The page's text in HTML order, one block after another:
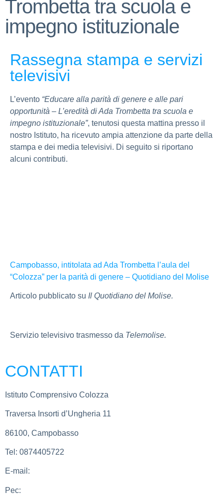
Trombetta tra scuola e
impegno istituzionale
Rassegna stampa e servizi
televisivi
L’evento “Educare alla parità di genere e alle pari
opportunità – L’eredità diAda Trombetta tra scuola e
impegno istituzionale”, tenutosi questa mattina presso il
nostro Istituto, ha ricevuto ampia attenzione da parte della
stampa e dei media televisivi. Di seguito si riportano
alcuni contributi.
Campobasso, intitolata ad Ada Trombetta l’aula del
“Colozza” per la parità di genere – Quotidiano del Molise
Articolo pubblicato su Il Quotidiano del Molise.
Servizio televisivo trasmesso da Telemolise.
CONTATTI
Istituto Comprensivo Colozza
Traversa Insorti d’Ungheria 11
86100, Campobasso
Tel: 0874405722
E-mail:
Pec: